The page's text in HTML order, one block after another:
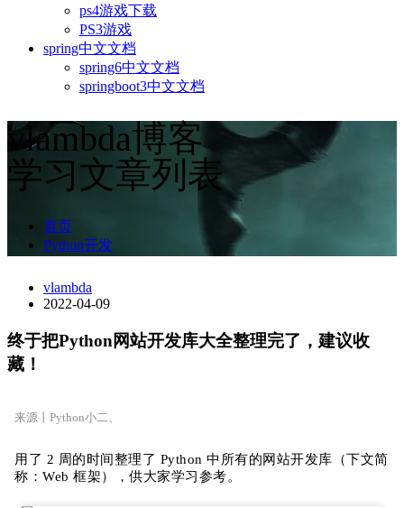
ps4游戏下载
PS3游戏
spring中文文档
spring6中文文档
springboot3中文文档
vlambda博客
学习文章列表
首页
Python开发
vlambda
2022-04-09
终于把Python网站开发库大全整理完了，建议收
藏！
来源丨Python小二、
用了 2 周的时间整理了 Python 中所有的网站开发库（下文简
称：Web 框架），供大家学习参考。